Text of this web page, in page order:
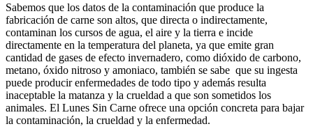
Sabemos que los datos de la contaminación que produce la
fabricación de carne son altos, que directa o indirectamente,
contaminan los cursos de agua, el aire y la tierra e incide
directamente en la temperatura del planeta, ya que emite gran
cantidad de gases de efecto invernadero, como dióxido de carbono,
metano, óxido nitroso y amoniaco, también se sabe que su ingesta
puede producir enfermedades de todo tipo y además resulta
inaceptable la matanza y la crueldad a que son sometidos los
animales. El Lunes Sin Carne ofrece una opción concreta para bajar
la contaminación, la crueldad y la enfermedad.